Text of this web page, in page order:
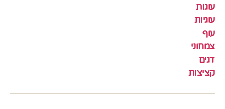
עוגות
עוגיות
עוף
צמחוני
דגים
קציצות